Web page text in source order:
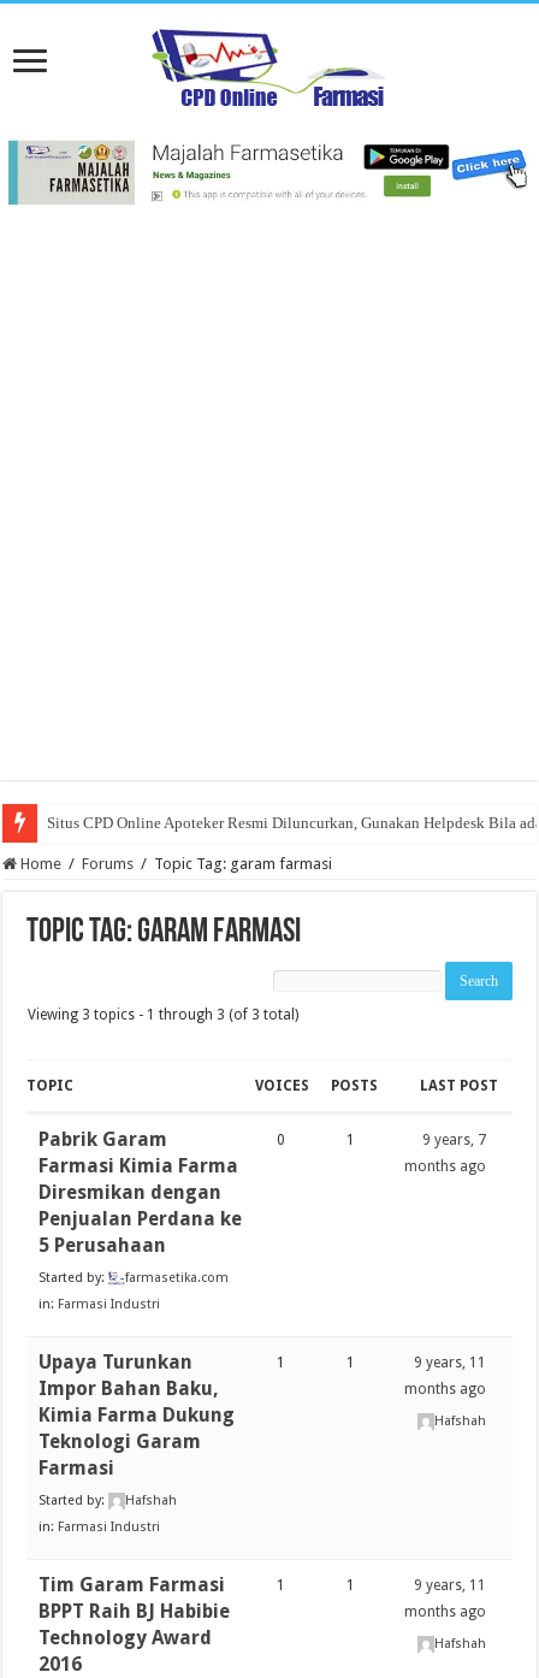
Situs CPD Online Apoteker Resmi Diluncurkan, Gunakan Helpdesk Bila
Home / Forums / Topic Tag: garam farmasi
Topic Tag: garam farmasi
Viewing 3 topics - 1 through 3 (of 3 total)
TOPIC VOICES POSTS LAST POST
Pabrik Garam
Farmasi Kimia Farma
Diresmikan dengan
Penjualan Perdana ke
5 Perusahaan
Started by:
farmasetika.com
in: Farmasi Industri
0 1
9 years, 7
months ago
Upaya Turunkan
Impor Bahan Baku,
Kimia Farma Dukung
Teknologi Garam
Farmasi
Started by:
Hafshah
in: Farmasi Industri
1 1
9 years, 11
months ago
Hafshah
Tim Garam Farmasi
BPPT Raih BJ Habibie
Technology Award
2016
1 1
9 years, 11
months ago
Hafshah